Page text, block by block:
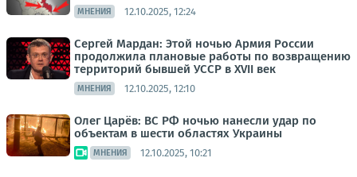
МНЕНИЯ 12.10.2025, 12:24
Сергей Мардан: Этой ночью Армия России
продолжила плановые работы по возвращению
территорий бывшей УССР в XVII век
МНЕНИЯ 12.10.2025, 12:10
Олег Царёв: ВС РФ ночью нанесли удар по
объектам в шести областях Украины
МНЕНИЯ 12.10.2025, 10:21